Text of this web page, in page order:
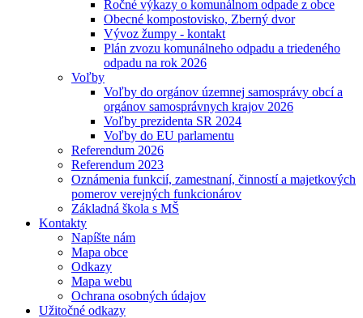
Ročné výkazy o komunálnom odpade z obce
Obecné kompostovisko, Zberný dvor
Vývoz žumpy - kontakt
Plán zvozu komunálneho odpadu a triedeného
odpadu na rok 2026
Voľby
Voľby do orgánov územnej samosprávy obcí a
orgánov samosprávnych krajov 2026
Voľby prezidenta SR 2024
Voľby do EU parlamentu
Referendum 2026
Referendum 2023
Oznámenia funkcií, zamestnaní, činností a majetkových
pomerov verejných funkcionárov
Základná škola s MŠ
Kontakty
Napíšte nám
Mapa obce
Odkazy
Mapa webu
Ochrana osobných údajov
Užitočné odkazy